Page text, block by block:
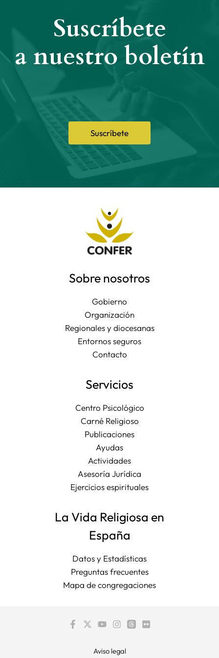
Suscríbete
Suscríbete
a nuestro boletín
Sobre nosotros
Gobierno
Organización
Regionales y diocesanas
Entornos seguros
Contacto
Servicios
Centro Psicológico
Carné Religioso
Publicaciones
Ayudas
Actividades
Asesoría Jurídica
Ejercicios espirituales
La Vida Religiosa en
España
Datos y Estadísticas
Preguntas frecuentes
Mapa de congregaciones
Aviso legal